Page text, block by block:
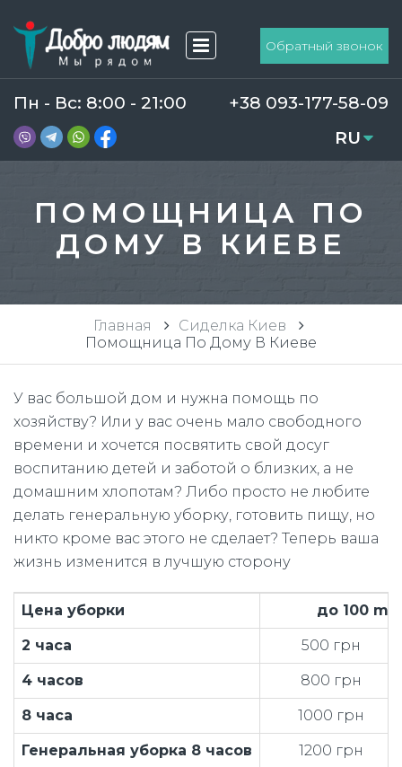
Обратный звонок
Пн - Вс: 8:00 - 21:00
+38 093-177-58-09
RU
UA
ПОМОЩНИЦА ПО
ДОМУ В КИЕВЕ
Главная
Сиделка Киев
Помощница По Дому В Киеве
У вас большой дом и нужна помощь по
хозяйству? Или у вас очень мало свободного
времени и хочется посвятить свой досуг
воспитанию детей и заботой о близких, а не
домашним хлопотам? Либо просто не любите
делать генеральную уборку, готовить пищу, но
никто кроме вас этого не сделает? Теперь ваша
жизнь изменится в лучшую сторону
Цена уборки до 100 m²
2 часа 500 грн
4 часов 800 грн
8 часа 1000 грн
Генеральная уборка 8 часов 1200 грн